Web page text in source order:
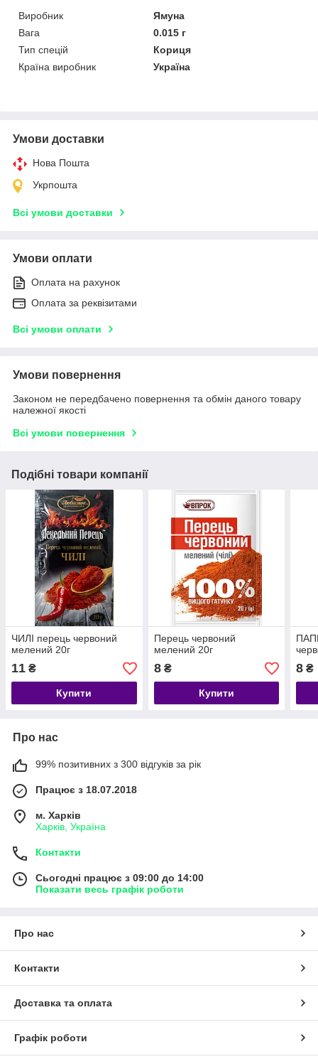
Виробник
Ямуна
Вага
0.015 г
Тип спецій
Кориця
Країна виробник
Україна
Умови доставки
Нова Пошта
Укрпошта
Всі умови доставки
Умови оплати
Оплата на рахунок
Оплата за реквізитами
Всі умови оплати
Умови повернення
Законом не передбачено повернення та обмін даного товару
належної якості
Всі умови повернення
Подібні товари компанії
ЧИЛІ перець червоний
мелений 20г
11 ₴
Купити
Перець червоний
мелений 20г
8₴
Купити
8 ₴
Про нас
99% позитивних з 300 відгуків за рік
Працює з 18.07.2018
м. Харків
Харків, Україна
Контакти
Сьогодні працює з 09:00 до 14:00
Показати весь графік роботи
Про нас
Контакти
Доставка та оплата
Графік роботи